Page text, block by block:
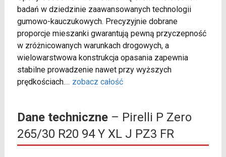
badań w dziedzinie zaawansowanych technologii
gumowo-kauczukowych. Precyzyjnie dobrane
proporcje mieszanki gwarantują pewną przyczepność
w zróżnicowanych warunkach drogowych, a
wielowarstwowa konstrukcja opasania zapewnia
stabilne prowadzenie nawet przy wyższych
prędkościach.... zobacz całość
Dane techniczne– Pirelli P Zero
265/30 R20 94 Y XL J PZ3 FR